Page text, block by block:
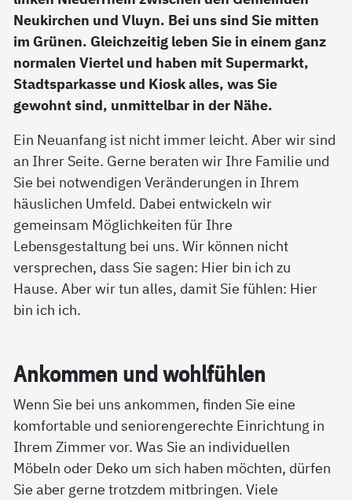
Neukirchen und Vluyn. Bei uns sind Sie mitten
im Grünen. Gleichzeitig leben Sie in einem ganz
normalen Viertel und haben mit Supermarkt,
Stadtsparkasse und Kiosk alles, was Sie
gewohnt sind, unmittelbar in der Nähe.
Ein Neuanfang ist nicht immer leicht. Aber wir sind
an Ihrer Seite. Gerne beraten wir Ihre Familie und
Sie bei notwendigen Veränderungen in Ihrem
häuslichen Umfeld. Dabei entwickeln wir
gemeinsam Möglichkeiten für Ihre
Lebensgestaltung bei uns. Wir können nicht
versprechen, dass Sie sagen: Hier bin ich zu
Hause. Aber wir tun alles, damit Sie fühlen: Hier
bin ich ich.
An­kom­men und wohl­füh­len
Wenn Sie bei uns ankommen, finden Sie eine
komfortable und seniorengerechte Einrichtung in
Ihrem Zimmer vor. Was Sie an individuellen
Möbeln oder Deko um sich haben möchten, dürfen
Sie aber gerne trotzdem mitbringen. Viele